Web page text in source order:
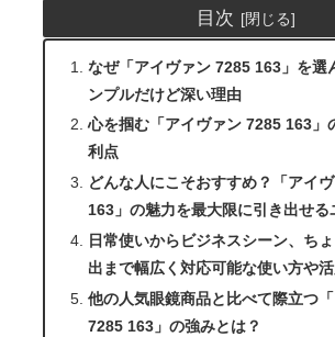
目次
なぜ「アイヴァン 7285 163」を選
ンプルだけど深い理由
心を掴む「アイヴァン 7285 163」
利点
どんな人にこそおすすめ？「アイ
163」の魅力を最大限に引き出せる
日常使いからビジネスシーン、ち
出まで幅広く対応可能な使い方や
他の人気眼鏡商品と比べて際立つ
7285 163」の強みとは？